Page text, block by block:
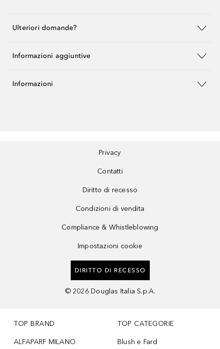
Ulteriori domande?
Informazioni aggiuntive
Informazioni
Privacy
Contatti
Diritto di recesso
Condizioni di vendita
Compliance & Whistleblowing
Impostazioni cookie
DIRITTO DI RECESSO
© 2026 Douglas Italia S.p.A.
TOP BRAND
ALFAPARF MILANO
TOP CATEGORIE
Blush e Fard